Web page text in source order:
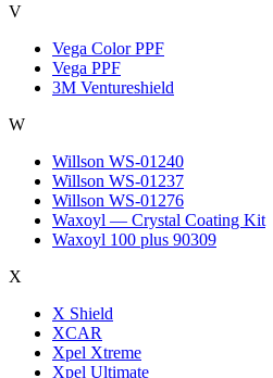
V
Vega Color PPF
Vega PPF
3M Ventureshield
W
Willson WS-01240
Willson WS-01237
Willson WS-01276
Waxoyl — Crystal Coating Kit
Waxoyl 100 plus 90309
X
X Shield
XCAR
Xpel Xtreme
Xpel Ultimate